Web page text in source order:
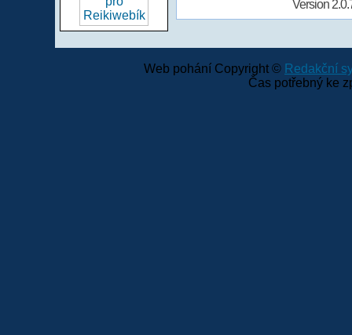
Version
Web pohání Copyright © Redakční
Čas potřebný ke